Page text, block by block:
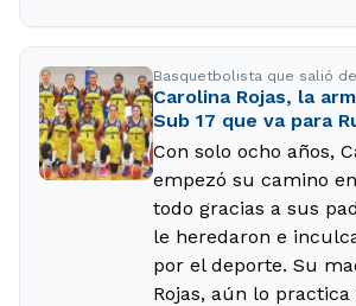
Basquetbolista que salió
Carolina Rojas, la
Sub 17 que va para
Con solo ocho años,
empezó su camino
todo gracias a sus
le heredaron e
por el deporte. Su
Rojas, aún lo practica